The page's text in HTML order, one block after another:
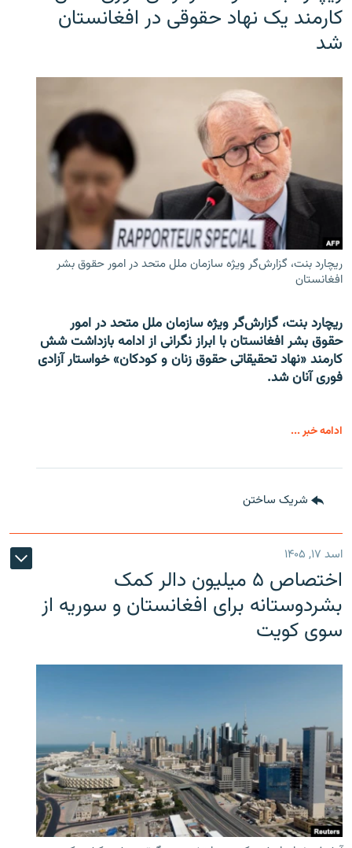
کارمند یک نهاد حقوقی در افغانستان
شد
ریچارد بنت، گزارش‌گر ویژه سازمان ملل متحد در امور حقوق بشر
افغانستان
ریچارد بنت، گزارش‌گر ویژه سازمان ملل متحد در امور
حقوق بشر افغانستان با ابراز نگرانی از ادامه بازداشت شش
کارمند «نهاد تحقیقاتی حقوق زنان و کودکان» خواستار آزادی
فوری آنان شد.
ادامه خبر ...
شریک ساختن
اسد ۱۷, ۱۴۰۵
اختصاص ۵ میلیون دالر کمک
بشردوستانه برای افغانستان و سوریه از
سوی کویت